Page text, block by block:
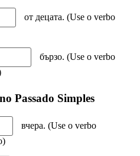
от децата. (Use o verbo
бързо. (Use o verbo
Passado Simples
вчера. (Use o verbo